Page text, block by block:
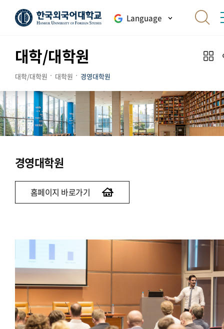
Language
대학/대학원
대학/대학원 대학원 경영대학원
경영대학원
홈페이지 바로가기